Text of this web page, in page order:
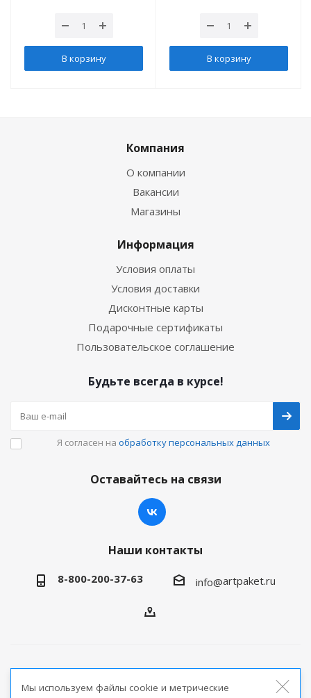
В корзину В корзину
Компания
О компании
Вакансии
Магазины
Информация
Условия оплаты
Условия доставки
Дисконтные карты
Подарочные сертификаты
Пользовательское соглашение
Будьте всегда в курсе!
Я согласен на обработку персональных данных
Оставайтесь на связи
Наши контакты
8-800-200-37-63 info@artpaket.ru
продукции
Мы используем файлы cookie и метрические